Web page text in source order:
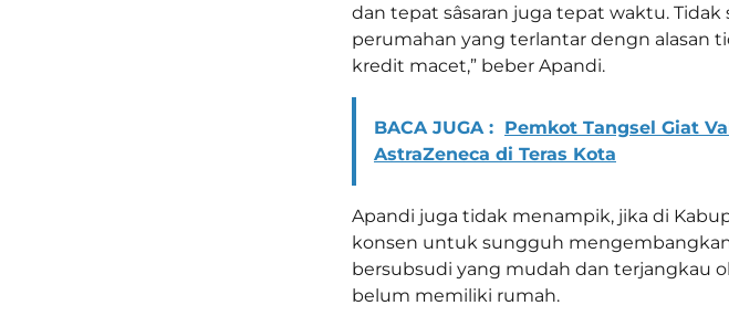
dan tepat sâsaran juga tepat waktu. Tidak
perumahan yang terlantar dengn alasan
kredit macet,” beber Apandi.
BACA JUGA : Pemkot Tangsel Giat
AstraZeneca di Teras Kota
Apandi juga tidak menampik, jika di
konsen untuk sungguh
bersubsudi yang mudah dan terjangkau
belum memiliki rumah.